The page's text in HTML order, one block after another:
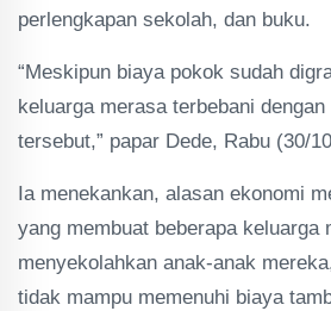
perlengkapan sekolah, dan buku.
“Meskipun biaya pokok sudah
keluarga merasa terbebani
tersebut,” papar Dede, Rabu (30/
Ia menekankan, alasan ekonomi
yang membuat beberapa keluarga
menyekolahkan anak-anak
tidak mampu memenuhi biaya